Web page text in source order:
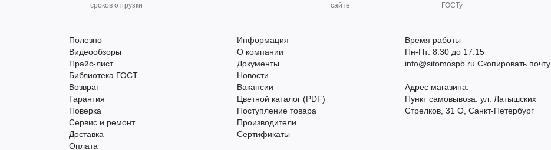
сроков отгрузки
сайте
ГОСТу
Полезно
Видеообзоры
Прайс-лист
Библиотека ГОСТ
Возврат
Гарантия
Поверка
Сервис и ремонт
Доставка
Оплата
Информация
О компании
Документы
Новости
Вакансии
Цветной каталог (PDF)
Поступление товара
Производители
Сертификаты
Время работы
Пн-Пт: 8:30 до 17:15
info@sitomospb.ru Скопировать почту
Адрес магазина:
Пункт самовывоза: ул. Латышских
Стрелков, 31 О, Санкт-Петербург